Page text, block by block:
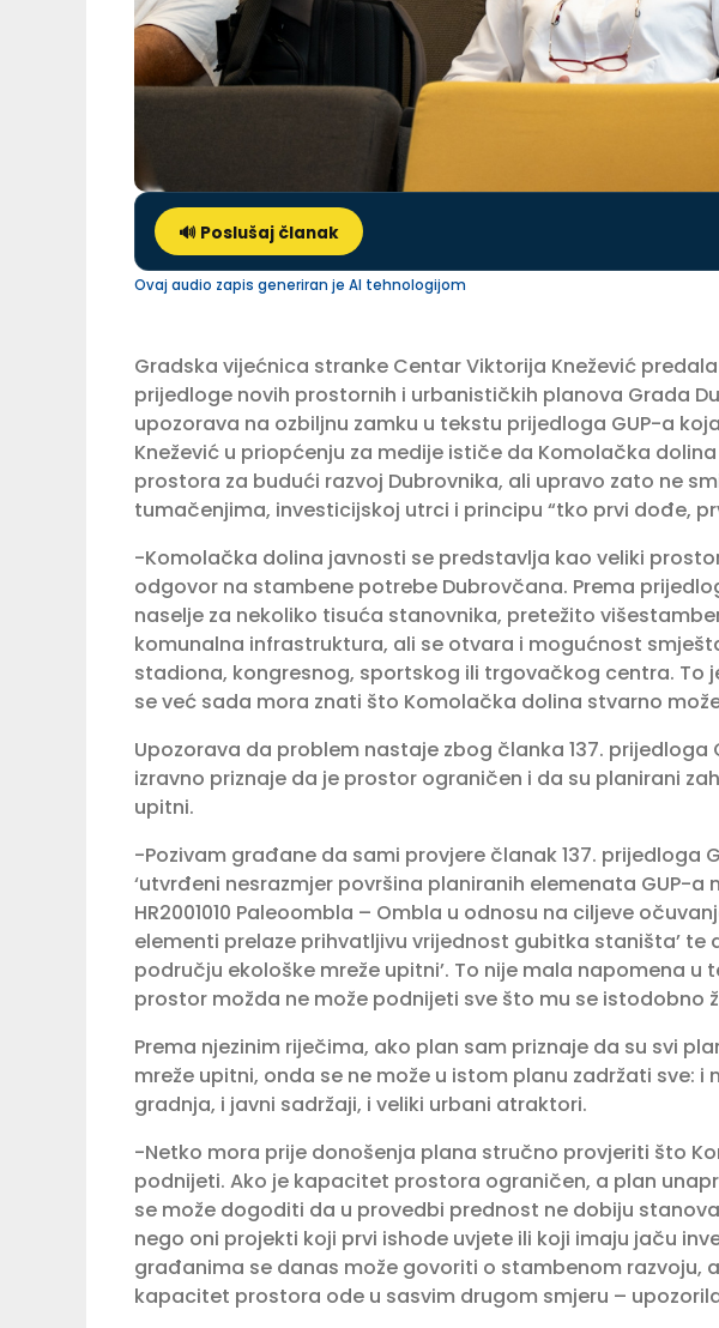
🔊 Poslušaj članak
Ovaj audio zapis generiran je AI tehnologijom
Gradska vijećnica stranke Centar Viktorija Knežević
prijedloge novih prostornih i urbanističkih planova Grada
upozorava na ozbiljnu zamku u tekstu prijedloga GUP-a
Knežević u priopćenju za medije ističe da Komolačka
prostora za budući razvoj Dubrovnika, ali upravo zato ne
tumačenjima, investicijskoj utrci i principu “tko prvi dođe,
-Komolačka dolina javnosti se predstavlja kao veliki
odgovor na stambene potrebe Dubrovčana. Prema
naselje za nekoliko tisuća stanovnika, pretežito
komunalna infrastruktura, ali se otvara i mogućnost
stadiona, kongresnog, sportskog ili trgovačkog centra. To
se već sada mora znati što Komolačka dolina stvarno
Upozorava da problem nastaje zbog članka 137. prijedloga
izravno priznaje da je prostor ograničen i da su planirani
upitni.
-Pozivam građane da sami provjere članak 137. prijedloga
‘utvrđeni nesrazmjer površina planiranih elemenata GUP-a
HR2001010 Paleoombla – Ombla u odnosu na ciljeve
elementi prelaze prihvatljivu vrijednost gubitka staništa’ te
području ekološke mreže upitni’. To nije mala napomena u
prostor možda ne može podnijeti sve što mu se istodobno
Prema njezinim riječima, ako plan sam priznaje da su svi
mreže upitni, onda se ne može u istom planu zadržati sve: i
gradnja, i javni sadržaji, i veliki urbani atraktori.
-Netko mora prije donošenja plana stručno provjeriti što
podnijeti. Ako je kapacitet prostora ograničen, a plan
se može dogoditi da u provedbi prednost ne dobiju
nego oni projekti koji prvi ishode uvjete ili koji imaju jaču
građanima se danas može govoriti o stambenom razvoju,
kapacitet prostora ode u sasvim drugom smjeru –